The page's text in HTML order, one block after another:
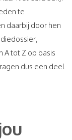
te
daarbij door hen
A tot Z op basis
dus een deel